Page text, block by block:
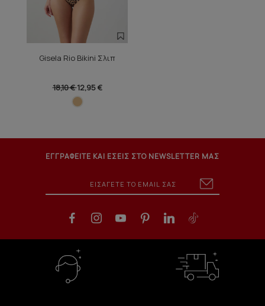
Gisela Rio Bikini Σλιπ
18,10 €12,95 €
ΕΓΓΡΑΦΕΙΤΕ ΚΑΙ ΕΣΕΙΣ ΣΤΟ NEWSLETTER ΜΑΣ